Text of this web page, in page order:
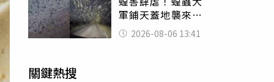
軍鋪天蓋地襲來宛
如末日 網驚：聖
經十災
2026-08-06 13:41
關鍵熱搜